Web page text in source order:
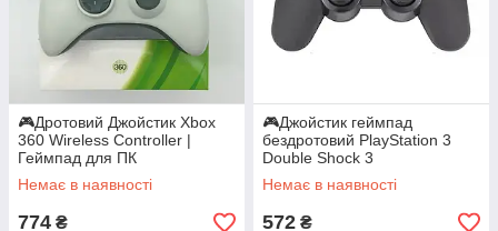
🎮Дротовий Джойстик Xbox
360 Wireless Controller |
Геймпад для ПК
Немає в наявності
774 ₴
🎮Джойстик геймпад
бездротовий PlayStation 3
Double Shock 3
Немає в наявності
572 ₴